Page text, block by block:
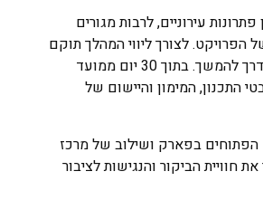
עירוניים, לרבות מגורים
לצורך ליווי המהלך תוקם
ועדת היגוי בין משרדית בהשתתפות כלל הגורמים הרלוונטיים, אשר תלווה את קידום התכנון והיישום ותגדיר אבני דרך להמשך. בתוך 30 יום ממועד
את היבטי התכנון, המימון והיישום של
בפארק ושילוב של מרכז
חוויית הביקור והנגישות לציבור